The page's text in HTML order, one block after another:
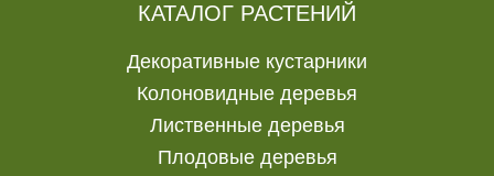
КАТАЛОГ РАСТЕНИЙ
Декоративные кустарники
Колоновидные деревья
Лиственные деревья
Плодовые деревья